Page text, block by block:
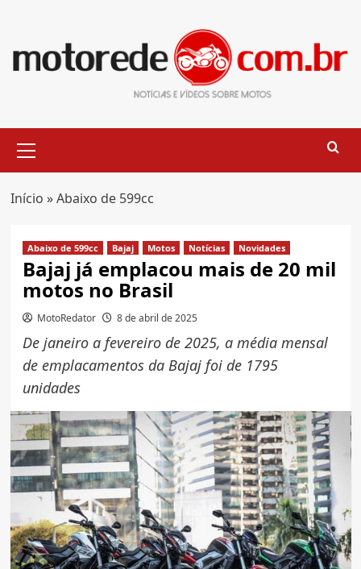
content
Menu
Início »Abaixo de 599cc
Abaixo de 599cc Bajaj Motos Notícias Novidades
Bajaj já emplacou mais de 20 mil
motos no Brasil
MotoRedator 8 de abril de 2025
De janeiro a fevereiro de 2025, a média mensal
de emplacamentos da Bajaj foi de 1795
unidades